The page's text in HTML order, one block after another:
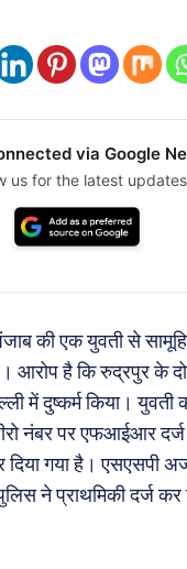
via Google
us for the latest
की एक युवती से
आरोप है कि रुद्रपुर के दो
में दुष्कर्म किया। युवती
नंबर पर एफआईआर
गया है। एसएसपी
पुलिस ने प्राथमिकी दर्ज